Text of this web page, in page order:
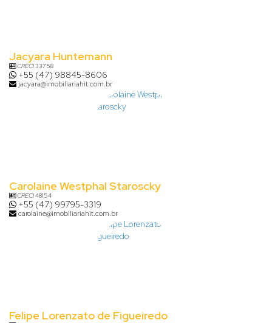
Jacyara Huntemann
CRECI33758
+55 (47) 98845-8606
jacyara@imobiliariahit.com.br
Carolaine Westphal Staroscky
CRECI48154
+55 (47) 99795-3319
carolaine@imobiliariahit.com.br
Felipe Lorenzato de Figueiredo